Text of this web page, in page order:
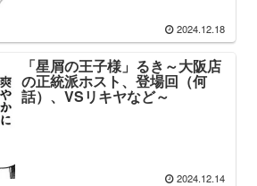
2024.12.18
「星屑の王子様」るき～大阪店
の正統派ホスト、登場回（何
話）、VSリキヤなど～
2024.12.14